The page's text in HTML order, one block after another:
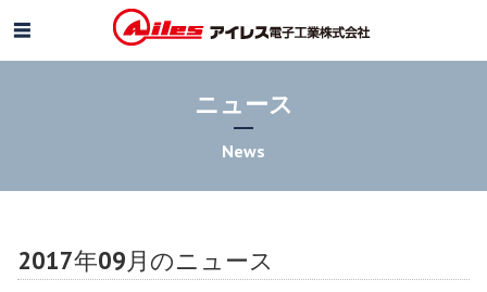
ニュース
News
2017年09月のニュース